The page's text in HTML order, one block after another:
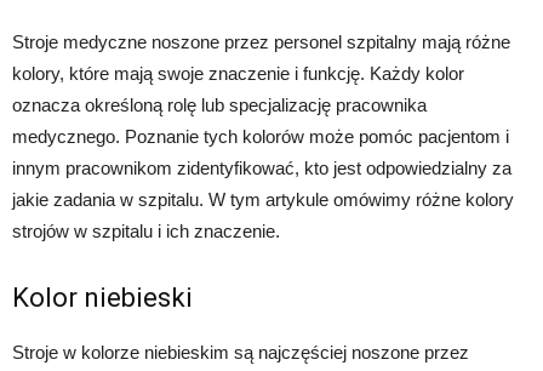
Stroje medyczne noszone przez personel szpitalny mają różne
kolory, które mają swoje znaczenie i funkcję. Każdy kolor
oznacza określoną rolę lub specjalizację pracownika
medycznego. Poznanie tych kolorów może pomóc pacjentom i
innym pracownikom zidentyfikować, kto jest odpowiedzialny za
jakie zadania w szpitalu. W tym artykule omówimy różne kolory
strojów w szpitalu i ich znaczenie.
Kolor niebieski
Stroje w kolorze niebieskim są najczęściej noszone przez